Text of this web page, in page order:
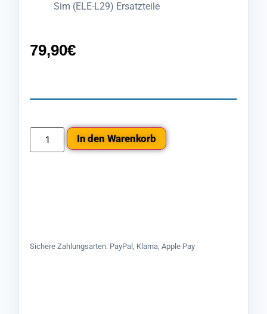
Sim (ELE-L29) Ersatzteile
79,90€
In den Warenkorb
Sichere Zahlungsarten: PayPal, Klarna, Apple Pay